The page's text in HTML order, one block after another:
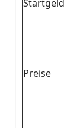
Startgeld
Preise